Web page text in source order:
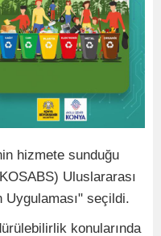
hizmete sunduğu
Uluslararası
Uygulaması" seçildi.
konularında